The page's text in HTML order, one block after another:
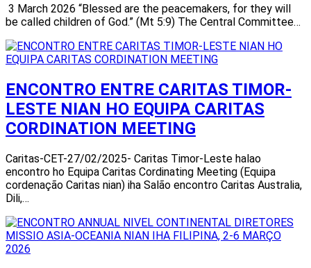
3 March 2026 “Blessed are the peacemakers, for they will
be called children of God.” (Mt 5:9) The Central Committee…
ENCONTRO ENTRE CARITAS TIMOR-
LESTE NIAN HO EQUIPA CARITAS
CORDINATION MEETING
Caritas-CET-27/02/2025- Caritas Timor-Leste halao
encontro ho Equipa Caritas Cordinating Meeting (Equipa
cordenação Caritas nian) iha Salão encontro Caritas Australia,
Dili,…